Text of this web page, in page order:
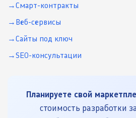
Смарт-контракты
Веб-сервисы
Сайты под ключ
SEO-консультации
Планируете свой
стоимость разработки